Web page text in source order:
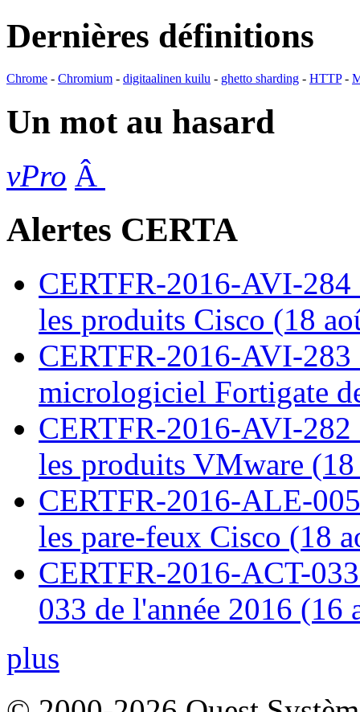
Dernières définitions
Chrome - Chromium - digitaalinen kuilu - ghetto sharding - HTTP-
Un mot au hasard
vPro Â
Alertes CERTA
CERTFR-2016-AVI-
les produits Cisco (18
CERTFR-2016-AVI-
micrologiciel Fortigate
CERTFR-2016-AVI-
les produits VMware
CERTFR-2016-ALE-
les pare-feux Cisco (18
CERTFR-2016-ACT-
033 de l'année 2016 (16
plus